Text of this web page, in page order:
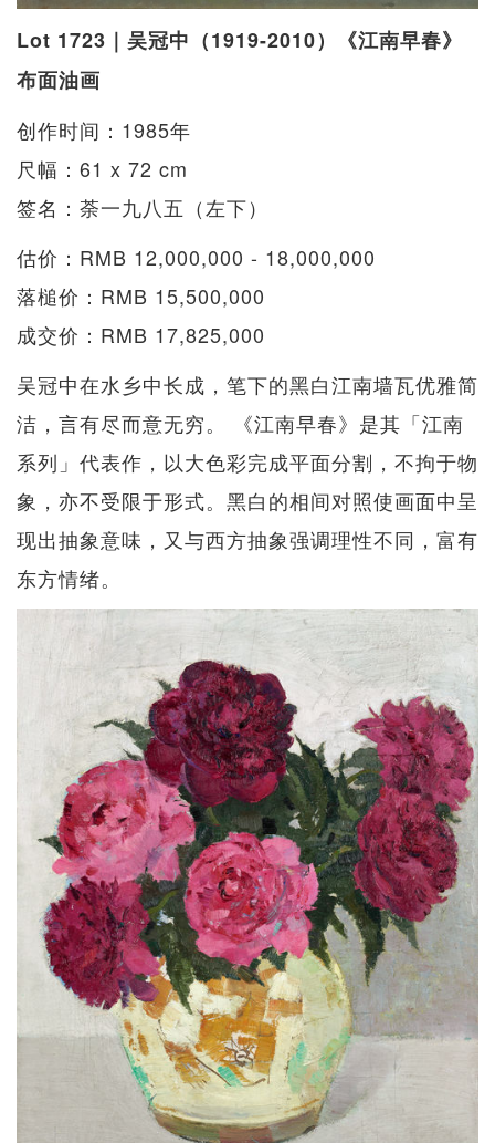
Lot 1723｜吴冠中（1919-2010）《江南早春》
布面油画
创作时间：1985年
尺幅：61 x 72 cm
签名：荼一九八五（左下）
估价：RMB 12,000,000 - 18,000,000
落槌价：RMB 15,500,000
成交价：RMB 17,825,000
吴冠中在水乡中长成，笔下的黑白江南墙瓦优雅简
洁，言有尽而意无穷。 《江南早春》是其「江南
系列」代表作，以大色彩完成平面分割，不拘于物
象，亦不受限于形式。黑白的相间对照使画面中呈
现出抽象意味，又与西方抽象强调理性不同，富有
东方情绪。